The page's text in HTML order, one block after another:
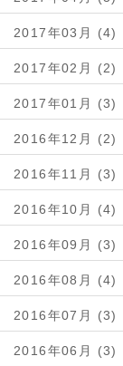
2017年03月 (4)
2017年02月 (2)
2017年01月 (3)
2016年12月 (2)
2016年11月 (3)
2016年10月 (4)
2016年09月 (3)
2016年08月 (4)
2016年07月 (3)
2016年06月 (3)